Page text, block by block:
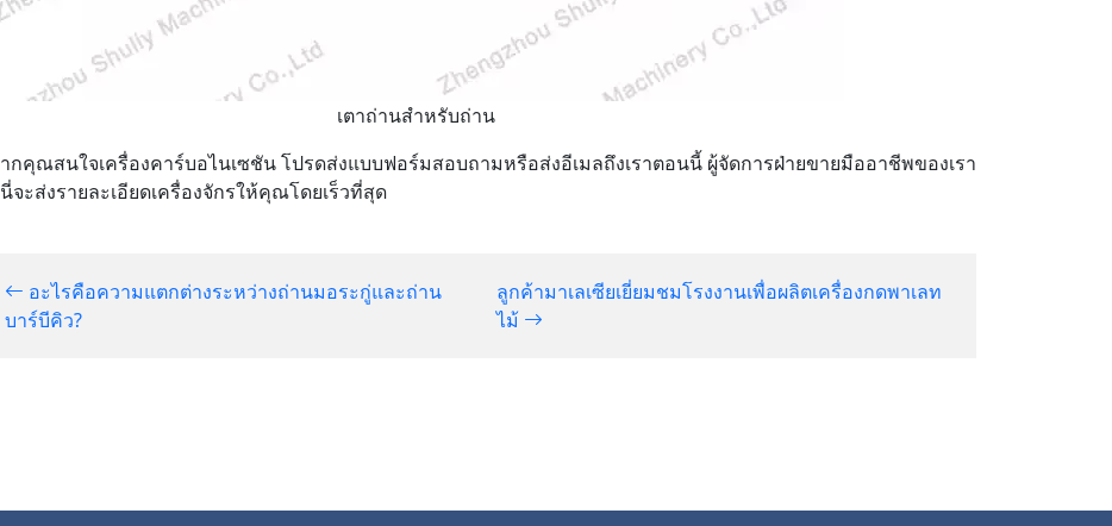
เตาถ่านสำหรับถ่าน
กคุณสนใจเครื่องคาร์บอไนเซชัน โปรดส่งแบบฟอร์มสอบถามหรือส่งอีเมลถึงเราตอนนี้ ผู้จัดการฝ่ายขายมืออาชีพของเรา
จะส่งรายละเอียดเครื่องจักรให้คุณโดยเร็วที่สุด
อะไรคือความแตกต่างระหว่างถ่านมอระกู่และถ่าน
บาร์บีคิว?
ลูกค้ามาเลเซียเยี่ยมชมโรงงานเพื่อผลิตเครื่องกดพาเลท
ไม้